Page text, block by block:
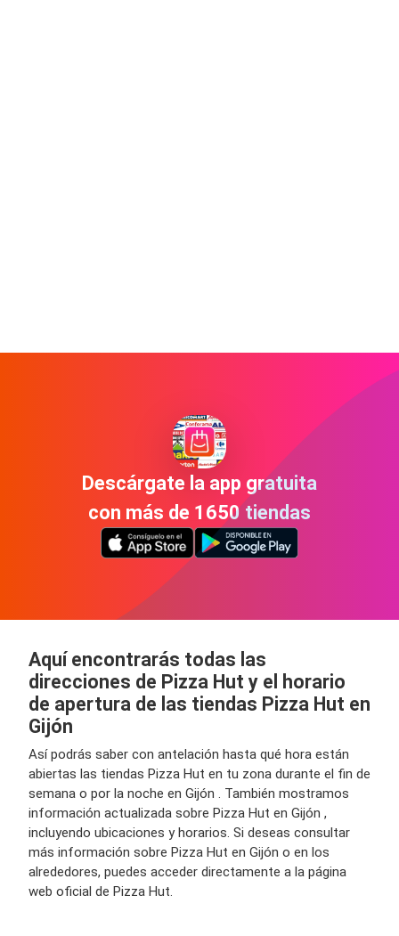
Descárgate la app gratuita
con más de 1650 tiendas
Aquí encontrarás todas las
direcciones de Pizza Hut y el horario
de apertura de las tiendas Pizza Hut en
Gijón
Así podrás saber con antelación hasta qué hora están
abiertas las tiendas Pizza Hut en tu zona durante el fin de
semana o por la noche en Gijón . También mostramos
información actualizada sobre Pizza Hut en Gijón ,
incluyendo ubicaciones y horarios. Si deseas consultar
más información sobre Pizza Hut en Gijón o en los
alrededores, puedes acceder directamente a la página
web oficial de Pizza Hut.